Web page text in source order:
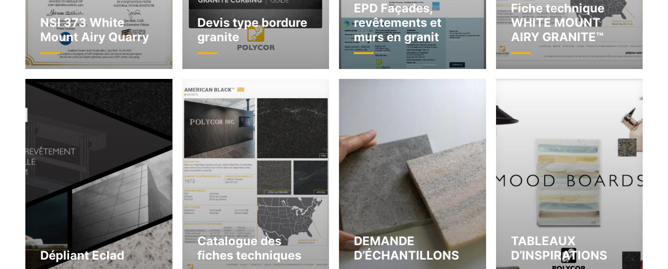
NSI 373 White
Mount Airy Quarry
Devis type bordure
granite
EPD Façades,
revêtements et
murs en granit
Fiche technique
WHITE MOUNT
AIRY GRANITE™
Dépliant Eclad
Catalogue des
fiches techniques
DEMANDE
D’ÉCHANTILLONS
TABLEAUX
D’INSPIRATIONS